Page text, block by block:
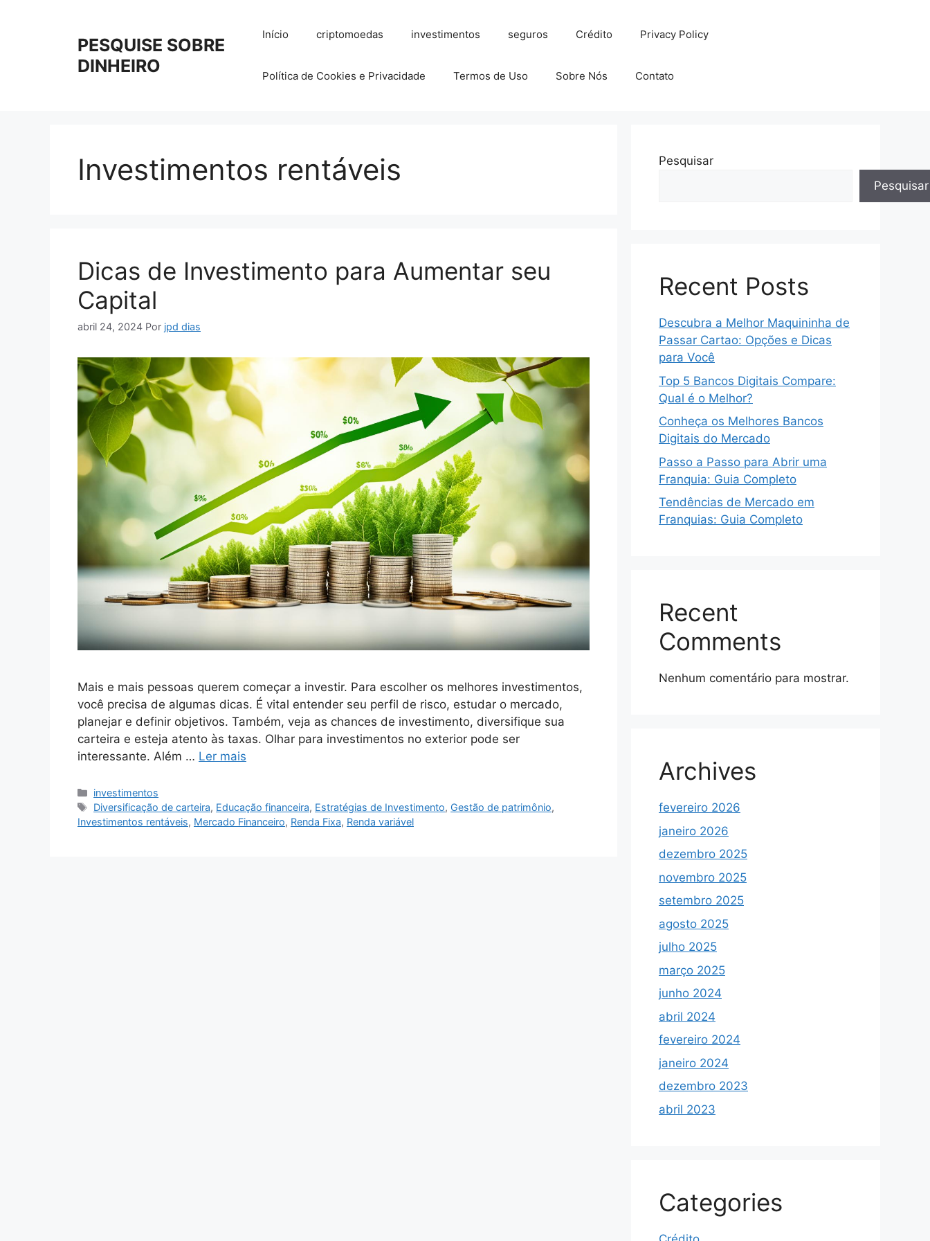
PESQUISE SOBRE
DINHEIRO
Início criptomoedas investimentos seguros Crédito Privacy Policy
Política de Cookies e Privacidade Termos de Uso Sobre Nós Contato
Investimentos rentáveis
Dicas de Investimento para Aumentar seu
Capital
abril 24, 2024 Por jpd dias
Mais e mais pessoas querem começar a investir. Para escolher os melhores investimentos,
você precisa de algumas dicas. É vital entender seu perfil de risco, estudar o mercado,
planejar e definir objetivos. Também, veja as chances de investimento, diversifique sua
carteira e esteja atento às taxas. Olhar para investimentos no exterior pode ser
interessante. Além … Ler mais
Categorias
investimentos
Tags
Diversificação de carteira, Educação financeira, Estratégias de Investimento, Gestão de patrimônio,
Investimentos rentáveis, Mercado Financeiro, Renda Fixa, Renda variável
Pesquisar
Pesquisar
Recent Posts
Descubra a Melhor Maquininha de
Passar Cartao: Opções e Dicas
para Você
Top 5 Bancos Digitais Compare:
Qual é o Melhor?
Conheça os Melhores Bancos
Digitais do Mercado
Passo a Passo para Abrir uma
Franquia: Guia Completo
Tendências de Mercado em
Franquias: Guia Completo
Recent
Comments
Nenhum comentário para mostrar.
Archives
fevereiro 2026
janeiro 2026
dezembro 2025
novembro 2025
setembro 2025
agosto 2025
julho 2025
março 2025
junho 2024
abril 2024
fevereiro 2024
janeiro 2024
dezembro 2023
abril 2023
Categories